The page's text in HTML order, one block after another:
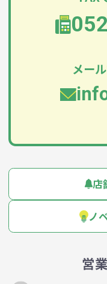
メー
店
ノ
営